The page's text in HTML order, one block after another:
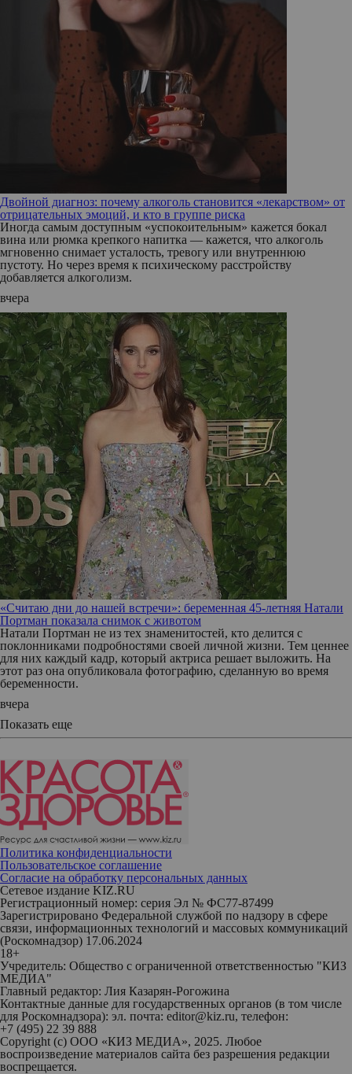
Двойной диагноз: почему алкоголь становится «лекарством» от
отрицательных эмоций, и кто в группе риска
Иногда самым доступным «успокоительным» кажется бокал
вина или рюмка крепкого напитка — кажется, что алкоголь
мгновенно снимает усталость, тревогу или внутреннюю
пустоту. Но через время к психическому расстройству
добавляется алкоголизм.
вчера
«Считаю дни до нашей встречи»: беременная 45-летняя Натали
Портман показала снимок с животом
Натали Портман не из тех знаменитостей, кто делится с
поклонниками подробностями своей личной жизни. Тем ценнее
для них каждый кадр, который актриса решает выложить. На
этот раз она опубликовала фотографию, сделанную во время
беременности.
вчера
Показать еще
Политика конфиденциальности
Пользовательское соглашение
Согласие на обработку персональных данных
Сетевое издание KIZ.RU
Регистрационный номер: серия Эл № ФС77-87499
Зарегистрировано Федеральной службой по надзору в сфере
связи, информационных технологий и массовых коммуникаций
(Роскомнадзор) 17.06.2024
18+
Учредитель: Общество с ограниченной ответственностью "КИЗ
МЕДИА"
Главный редактор: Лия Казарян-Рогожина
Контактные данные для государственных органов (в том числе
для Роскомнадзора): эл. почта: editor@kiz.ru, телефон:
+7 (495) 22 39 888
Copyright (с) ООО «КИЗ МЕДИА», 2025. Любое
воспроизведение материалов сайта без разрешения редакции
воспрещается.